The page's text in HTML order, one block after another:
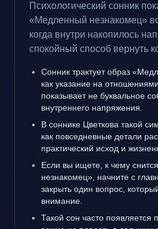
Психологический сонник
«Медленный незнакомец»
когда внутри накопилось
спокойный способ вернуть
Сонник трактует образ
как указание на
показывает не буквальное
внутреннего напряжения.
В соннике Цветкова такой
как повседневные детали
практический исход и
Если вы ищете, к чему
незнакомец», начните с
закрыть один вопрос,
внимание.
Такой сон часто появляется